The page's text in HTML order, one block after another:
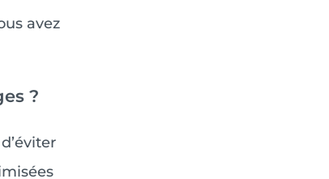
avez
?